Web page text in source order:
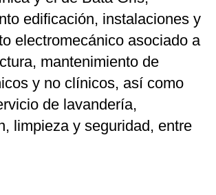
edificación, instalaciones y
electromecánico asociado a
mantenimiento de
y no clínicos, así como
de lavandería,
limpieza y seguridad, entre